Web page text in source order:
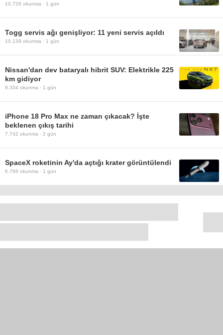
10.726 okunma · 1 gün
Togg servis ağı genişliyor: 11 yeni servis açıldı
10.139 okunma · 1 gün
Nissan'dan dev bataryalı hibrit SUV: Elektrikle 225
km gidiyor
8.334 okunma · 1 gün
iPhone 18 Pro Max ne zaman çıkacak? İşte
beklenen çıkış tarihi
7.742 okunma · 2 gün
SpaceX roketinin Ay'da açtığı krater görüntülendi
6.766 okunma · 1 gün